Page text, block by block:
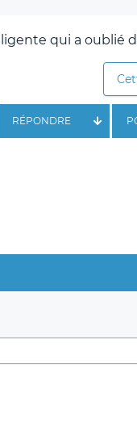
qui a oublié
RÉPONDRE